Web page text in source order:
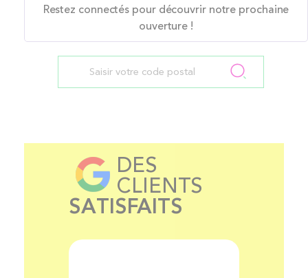
Restez connectés pour découvrir notre prochaine
ouverture !
DES
CLIENTS
SATISFAITS